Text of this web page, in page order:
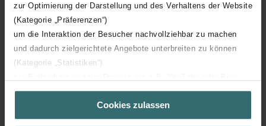
zur Optimierung der Darstellung und des Verhaltens der Website
(Kategorie „Präferenzen“)
um die Interaktion der Besucher nachvollziehbar zu machen
und dadurch zielgerichtete Angebote unterbreiten zu können
(Kategorie „Statistiken“)
(Kategorie „Marketing“)
Über „Details zeigen“ bzw. die Datenschutzerklärung erhalten
Sie weitere Informationen. Durch die Auswahl der Kategorie
Cookies zulassen
Material quality duct Polyvinyl chloride (PVC)
Downloads
loading...